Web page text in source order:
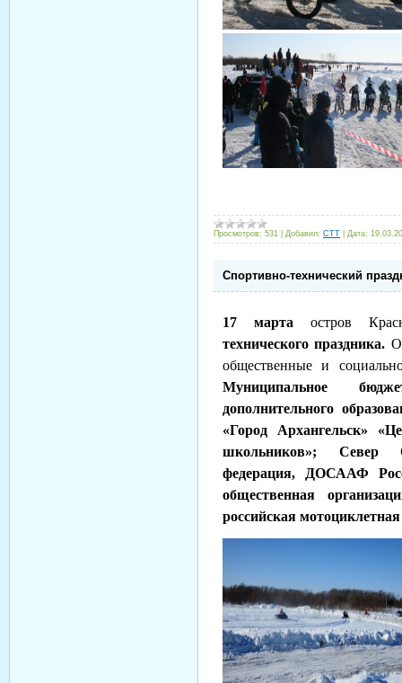
Просмотров: 531 Добавил: CTT Дата:
Спортивно-технический
17 марта остров
технического праздника.
общественные и
Муниципальное
дополнительного
«Город Архангельск»
школьников»; Север
федерация, ДОСААФ
общественная
российская